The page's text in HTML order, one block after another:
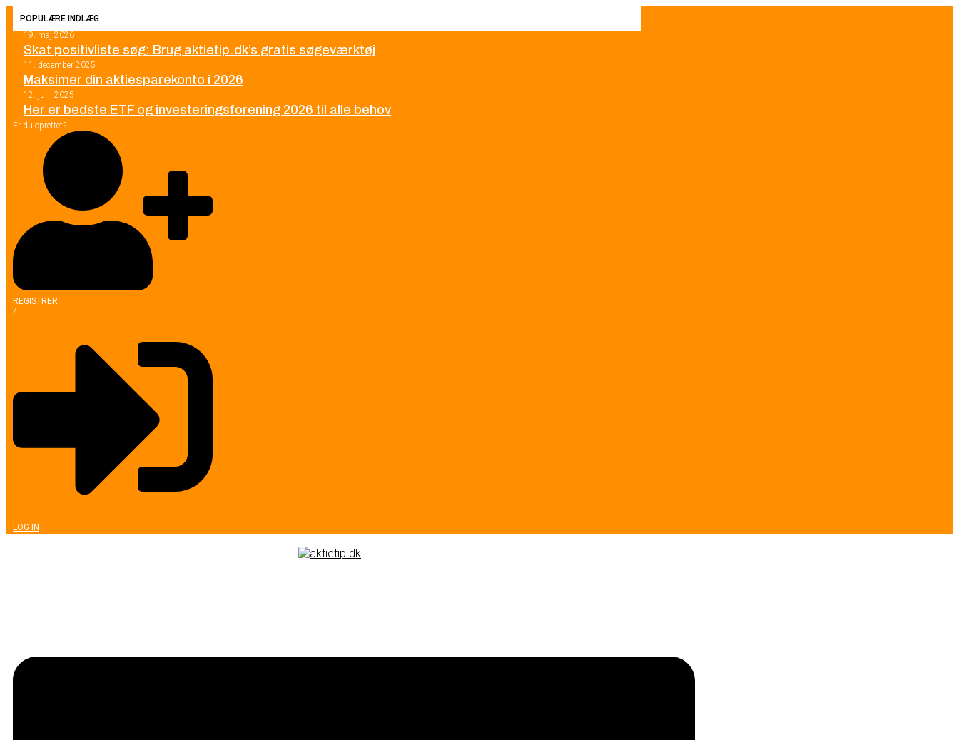
POPULÆRE INDLÆG
19. maj 2026
Skat positivliste søg: Brug aktietip.dk’s gratis søgeværktøj
11. december 2025
Maksimer din aktiesparekonto i 2026
12. juni 2025
Her er bedste ETF og investeringsforening 2026 til alle behov
Er du oprettet?
REGISTRER
/
LOG IN